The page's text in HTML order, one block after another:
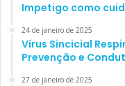
Impetigo como
24 de janeiro de 2025
Vírus Sincicial
Prevenção e
27 de janeiro de 2025